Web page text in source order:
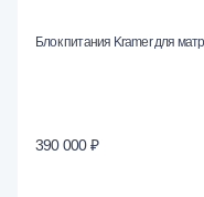
Блок питания Kramer для
390 000 ₽